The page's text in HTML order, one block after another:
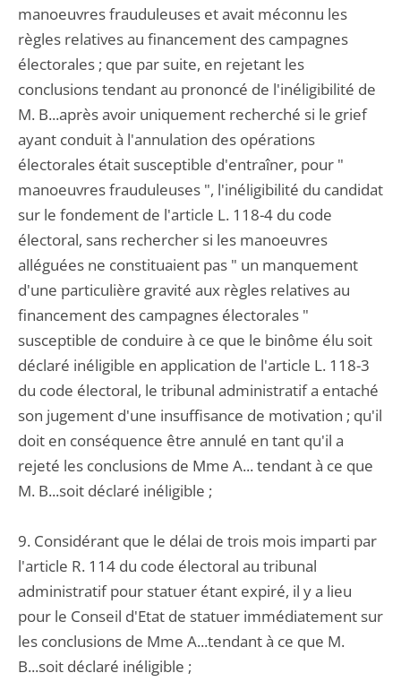
manoeuvres frauduleuses et avait méconnu les
règles relatives au financement des campagnes
électorales ; que par suite, en rejetant les
conclusions tendant au prononcé de l'inéligibilité de
M. B...après avoir uniquement recherché si le grief
ayant conduit à l'annulation des opérations
électorales était susceptible d'entraîner, pour "
manoeuvres frauduleuses ", l'inéligibilité du candidat
sur le fondement de l'article L. 118-4 du code
électoral, sans rechercher si les manoeuvres
alléguées ne constituaient pas " un manquement
d'une particulière gravité aux règles relatives au
financement des campagnes électorales "
susceptible de conduire à ce que le binôme élu soit
déclaré inéligible en application de l'article L. 118-3
du code électoral, le tribunal administratif a entaché
son jugement d'une insuffisance de motivation ; qu'il
doit en conséquence être annulé en tant qu'il a
rejeté les conclusions de Mme A... tendant à ce que
M. B...soit déclaré inéligible ;
9. Considérant que le délai de trois mois imparti par
l'article R. 114 du code électoral au tribunal
administratif pour statuer étant expiré, il y a lieu
pour le Conseil d'Etat de statuer immédiatement sur
les conclusions de Mme A...tendant à ce que M.
B...soit déclaré inéligible ;